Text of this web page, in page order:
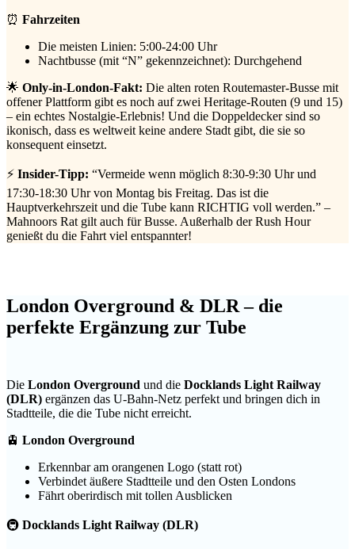
⏰ Fahrzeiten
Die meisten Linien: 5:00-24:00 Uhr
Nachtbusse (mit “N” gekennzeichnet): Durchgehend
🌟 Only-in-London-Fakt: Die alten roten Routemaster-Busse mit
offener Plattform gibt es noch auf zwei Heritage-Routen (9 und 15)
– ein echtes Nostalgie-Erlebnis! Und die Doppeldecker sind so
ikonisch, dass es weltweit keine andere Stadt gibt, die sie so
konsequent einsetzt.
⚡ Insider-Tipp: “Vermeide wenn möglich 8:30-9:30 Uhr und
17:30-18:30 Uhr von Montag bis Freitag. Das ist die
Hauptverkehrszeit und die Tube kann RICHTIG voll werden.” –
Mahnoors Rat gilt auch für Busse. Außerhalb der Rush Hour
genießt du die Fahrt viel entspannter!
London Overground & DLR – die
perfekte Ergänzung zur Tube
Die London Overground und die Docklands Light Railway
(DLR) ergänzen das U-Bahn-Netz perfekt und bringen dich in
Stadtteile, die die Tube nicht erreicht.
🚊 London Overground
Erkennbar am orangenen Logo (statt rot)
Verbindet äußere Stadtteile und den Osten Londons
Fährt oberirdisch mit tollen Ausblicken
🚇 Docklands Light Railway (DLR)